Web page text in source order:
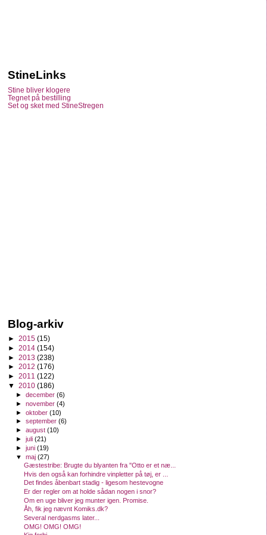
StineLinks
Stine bliver klogere
Tegnet på bestilling
Set og sket med StineStregen
Blog-arkiv
► 2015 (15)
► 2014 (154)
► 2013 (238)
► 2012 (176)
► 2011 (122)
▼ 2010 (186)
►december(6)
►november(4)
►oktober(10)
►september(6)
►august(10)
►juli(21)
►juni(19)
▼maj(27)
Gæstestribe: Brugte du blyanten fra "Otto er et næ...
Hvis den også kan forhindre vinpletter på tøj, er ...
Det findes åbenbart stadig - ligesom hestevogne
Er der regler om at holde sådan nogen i snor?
Om en uge bliver jeg munter igen. Promise.
Åh, fik jeg nævnt Komiks.dk?
Several nerdgasms later...
OMG! OMG! OMG!